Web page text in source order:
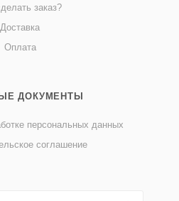
заказ?
Доставка
Оплата
ДОКУМЕНТЫ
персональных данных
соглашение